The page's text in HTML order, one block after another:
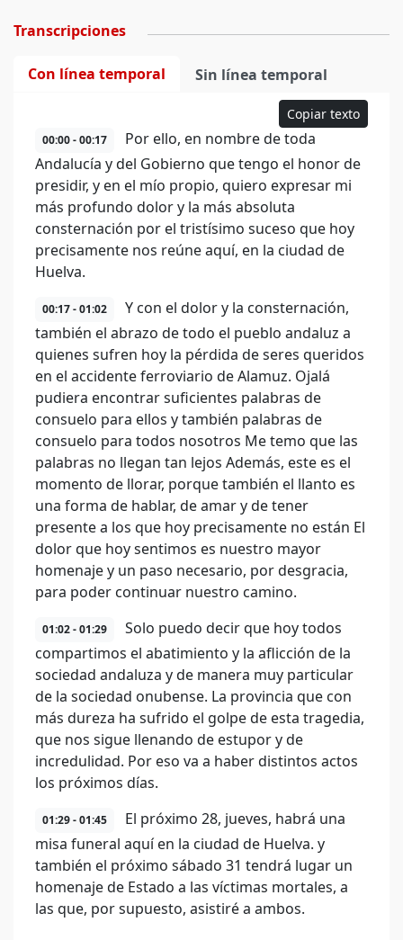
Transcripciones
Con línea temporal Sin línea temporal
Copiar texto
00:00 - 00:17
Por ello, en nombre de toda
Andalucía y del Gobierno que tengo el honor de
presidir, y en el mío propio, quiero expresar mi
más profundo dolor y la más absoluta
consternación por el tristísimo suceso que hoy
precisamente nos reúne aquí, en la ciudad de
Huelva.
00:17 - 01:02
Y con el dolor y la consternación,
también el abrazo de todo el pueblo andaluz a
quienes sufren hoy la pérdida de seres queridos
en el accidente ferroviario de Alamuz. Ojalá
pudiera encontrar suficientes palabras de
consuelo para ellos y también palabras de
consuelo para todos nosotros Me temo que las
palabras no llegan tan lejos Además, este es el
momento de llorar, porque también el llanto es
una forma de hablar, de amar y de tener
presente a los que hoy precisamente no están El
dolor que hoy sentimos es nuestro mayor
homenaje y un paso necesario, por desgracia,
para poder continuar nuestro camino.
01:02 - 01:29
Solo puedo decir que hoy todos
compartimos el abatimiento y la aflicción de la
sociedad andaluza y de manera muy particular
de la sociedad onubense. La provincia que con
más dureza ha sufrido el golpe de esta tragedia,
que nos sigue llenando de estupor y de
incredulidad. Por eso va a haber distintos actos
los próximos días.
01:29 - 01:45
El próximo 28, jueves, habrá una
misa funeral aquí en la ciudad de Huelva. y
también el próximo sábado 31 tendrá lugar un
homenaje de Estado a las víctimas mortales, a
las que, por supuesto, asistiré a ambos.